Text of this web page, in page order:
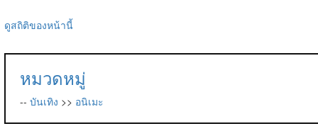
ดูสถิติของหน้านี้
หมวดหมู่
-- บันเทิง >> อนิเมะ